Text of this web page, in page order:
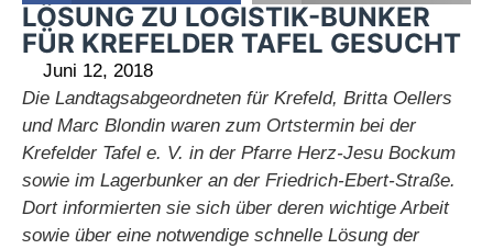
LÖSUNG ZU LOGISTIK-BUNKER
FÜR KREFELDER TAFEL GESUCHT
Juni 12, 2018
Die Landtagsabgeordneten für Krefeld, Britta Oellers
und Marc Blondin waren zum Ortstermin bei der
Krefelder Tafel e. V. in der Pfarre Herz-Jesu Bockum
sowie im Lagerbunker an der Friedrich-Ebert-Straße.
Dort informierten sie sich über deren wichtige Arbeit
sowie über eine notwendige schnelle Lösung der